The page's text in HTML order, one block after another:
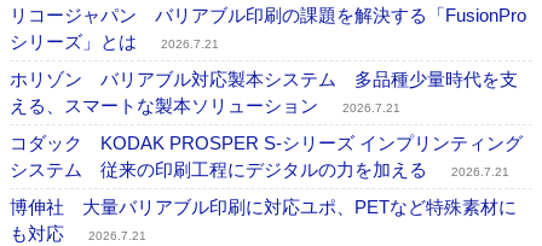
リコージャパン バリアブル印刷の課題を解決する「FusionPro
シリーズ」とは
2026.7.21
ホリゾン バリアブル対応製本システム 多品種少量時代を支
える、スマートな製本ソリューション
2026.7.21
コダック KODAK PROSPER S-シリーズ インプリンティング
システム 従来の印刷工程にデジタルの力を加える
2026.7.21
博伸社 大量バリアブル印刷に対応ユポ、PETなど特殊素材に
も対応
2026.7.21